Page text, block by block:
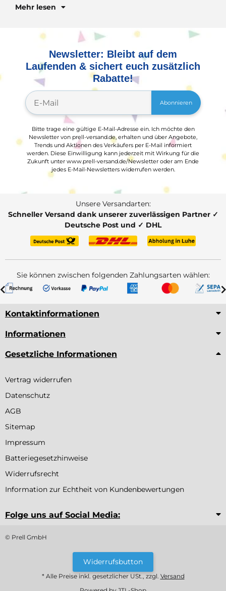
Mehr lesen
Newsletter: Bleibt auf dem
Laufenden & sichert euch zusätzlich
Rabatte!
Abonnieren
Bitte trage eine gültige E-Mail-Adresse ein. Ich möchte den
Newsletter von prell-versand.de, erhalten und über Angebote,
Trends und Aktionen des Verkäufers per E-Mail informiert
werden. Diese Einwilligung kann jederzeit mit Wirkung für die
Zukunft unter www.prell-versand.de/Newsletter oder am Ende
jedes E-Mail-Newsletters widerrufen werden.
Unsere Versandarten:
Schneller Versand dank unserer zuverlässigen Partner ✓
Deutsche Post und ✓ DHL
Sie können zwischen folgenden Zahlungsarten wählen:
Kontaktinformationen
Informationen
Gesetzliche Informationen
Vertrag widerrufen
Datenschutz
AGB
Sitemap
Impressum
Batteriegesetzhinweise
Widerrufsrecht
Information zur Echtheit von Kundenbewertungen
Folge uns auf Social Media:
© Prell GmbH
Widerrufsbutton
* Alle Preise inkl. gesetzlicher USt., zzgl. Versand